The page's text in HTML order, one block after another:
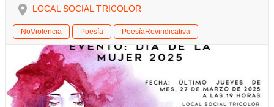
LOCAL SOCIAL TRICOLOR
NoViolencia Poesía PoesíaRevindicativa